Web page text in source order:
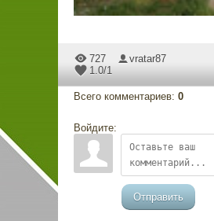
727
vratar87
1.0/1
Всего комментариев: 0
Войдите:
Отправить